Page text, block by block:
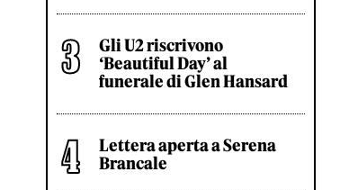
Gli U2 riscrivono
‘Beautiful Day’ al
funerale di Glen Hansard
Lettera aperta a Serena
Brancale